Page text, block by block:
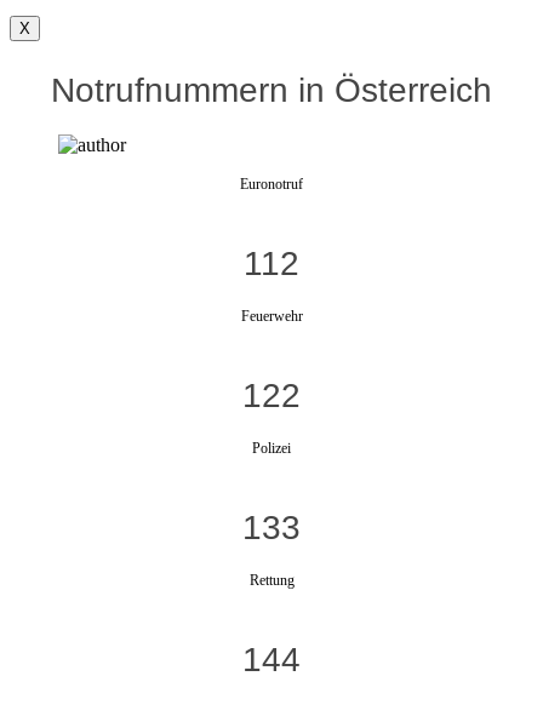
X
Notrufnummern in Österreich
Euronotruf
112
Feuerwehr
122
Polizei
133
Rettung
144